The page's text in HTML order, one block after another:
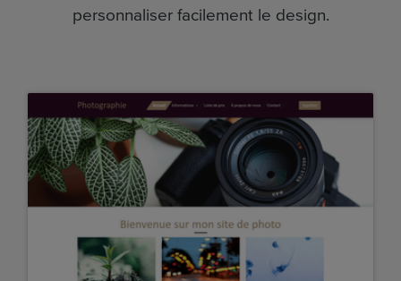
personnaliser facilement le design.